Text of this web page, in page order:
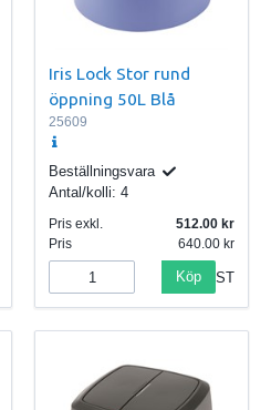
Iris Lock Stor rund
öppning 50L Blå
25609
Beställningsvara
Antal/kolli: 4
Pris exkl.
512.00
Pris
640.00
Köp ST